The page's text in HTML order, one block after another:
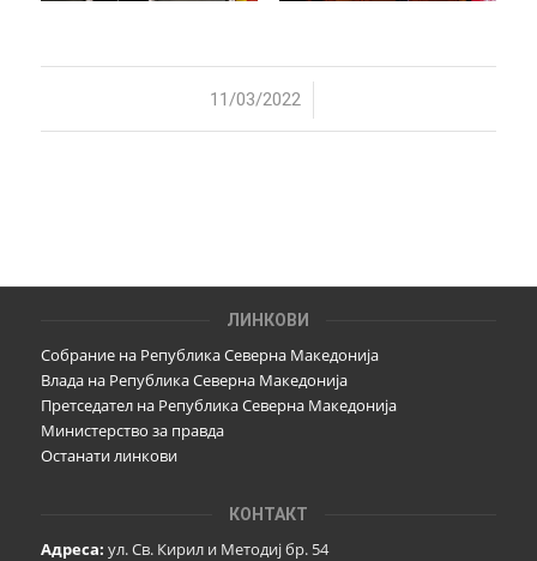
11/03/2022
/
ЛИНКОВИ
Собрание на Република Северна Македонија
Влада на Република Северна Македонија
Претседател на Република Северна Македонија
Министерство за правда
Останати линкови
КОНТАКТ
Адреса: ул. Св. Кирил и Методиј бр. 54